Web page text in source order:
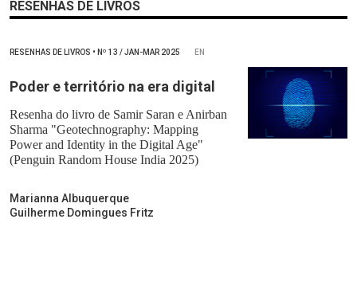
RESENHAS DE LIVROS
RESENHAS DE LIVROS • Nº 13 / JAN-MAR 2025 EN
Poder e território na era digital
Resenha do livro de Samir Saran e Anirban
Sharma "Geotechnography: Mapping
Power and Identity in the Digital Age"
(Penguin Random House India 2025)
Marianna Albuquerque
Guilherme Domingues Fritz